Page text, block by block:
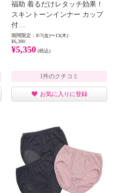
福助 着るだけレタッチ効果！
スキントーンインナー カップ
付…
期間限定：8/7(金)〜13(木)
¥6,380
¥5,350 (税込)
1件のクチコミ
お気に入りに登録